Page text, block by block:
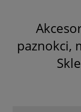
paznokci,